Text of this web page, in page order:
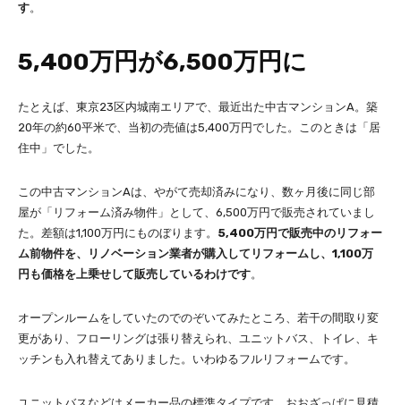
す。
5,400万円が6,500万円に
たとえば、東京23区内城南エリアで、最近出た中古マンションA。築
20年の約60平米で、当初の売値は5,400万円でした。このときは「居
住中」でした。
この中古マンションAは、やがて売却済みになり、数ヶ月後に同じ部
屋が「リフォーム済み物件」として、6,500万円で販売されていまし
た。差額は1,100万円にものぼります。 5,400万円で販売中のリフォー
ム前物件を、リノベーション業者が購入してリフォームし、1,100万
円も価格を上乗せして販売しているわけです。
オープンルームをしていたのでのぞいてみたところ、若干の間取り変
更があり、フローリングは張り替えられ、ユニットバス、トイレ、キ
ッチンも入れ替えてありました。いわゆるフルリフォームです。